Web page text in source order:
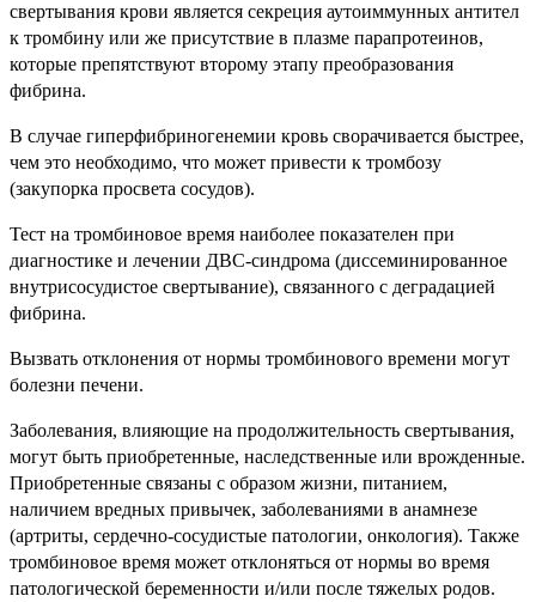
свертывания крови является секреция аутоиммунных антител
к тромбину или же присутствие в плазме парапротеинов,
которые препятствуют второму этапу преобразования
фибрина.
В случае гиперфибриногенемии кровь сворачивается быстрее,
чем это необходимо, что может привести к тромбозу
(закупорка просвета сосудов).
Тест на тромбиновое время наиболее показателен при
диагностике и лечении ДВС-синдрома (диссеминированное
внутрисосудистое свертывание), связанного с деградацией
фибрина.
Вызвать отклонения от нормы тромбинового времени могут
болезни печени.
Заболевания, влияющие на продолжительность свертывания,
могут быть приобретенные, наследственные или врожденные.
Приобретенные связаны с образом жизни, питанием,
наличием вредных привычек, заболеваниями в анамнезе
(артриты, сердечно-сосудистые патологии, онкология). Также
тромбиновое время может отклоняться от нормы во время
патологической беременности и/или после тяжелых родов.